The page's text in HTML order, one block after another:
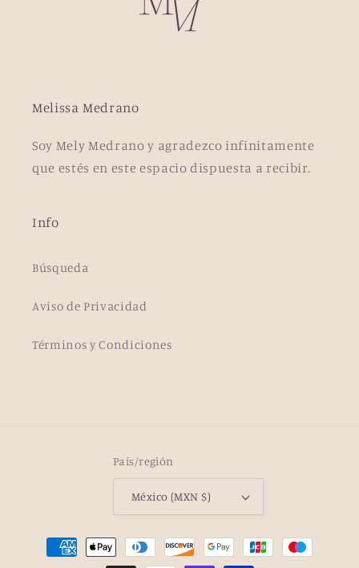
Melissa Medrano
Soy Mely Medrano y agradezco infinitamente
que estés en este espacio dispuesta a recibir.
Info
Búsqueda
Aviso de Privacidad
Términos y Condiciones
País/región
México (MXN $)
Formas